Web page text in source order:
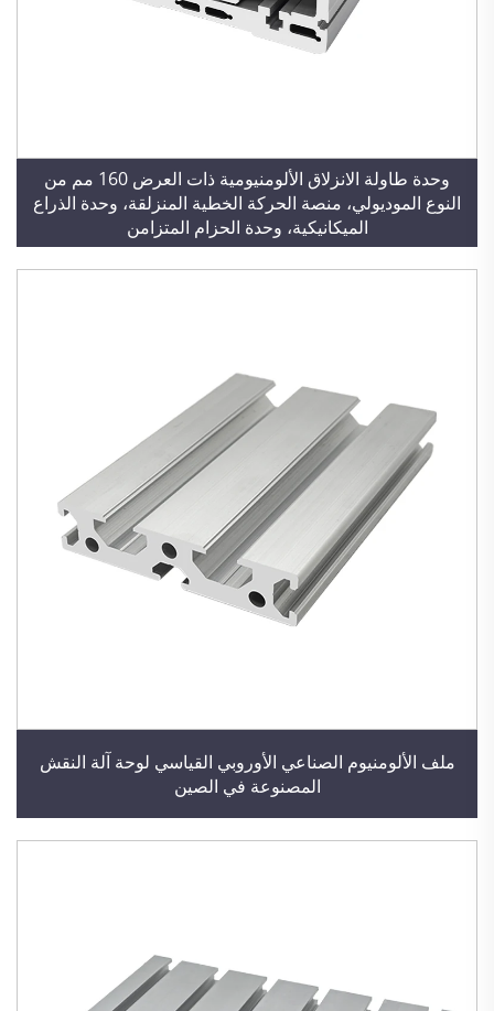
وحدة طاولة الانزلاق الألومنيومية ذات العرض 160 مم من
النوع الموديولي، منصة الحركة الخطية المنزلقة، وحدة الذراع
الميكانيكية، وحدة الحزام المتزامن
ملف الألومنيوم الصناعي الأوروبي القياسي لوحة آلة النقش
المصنوعة في الصين